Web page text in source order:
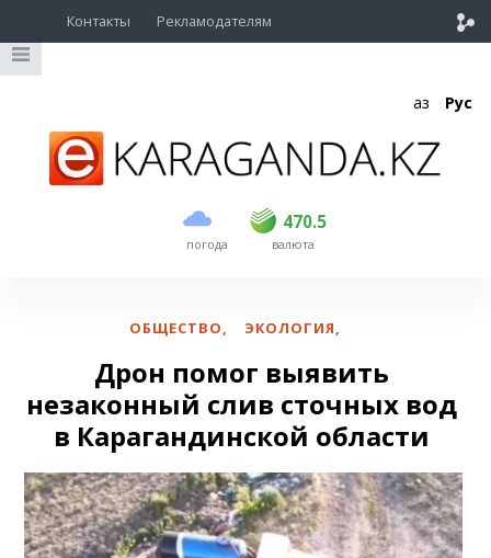
Контакты Рекламодателям
Қаз Рус
погода
470.5
USD 468.5 470.5
EUR валюта
ОБЩЕСТВО, ЭКОЛОГИЯ,
Дрон помог выявить
незаконный слив сточных вод
в Карагандинской области